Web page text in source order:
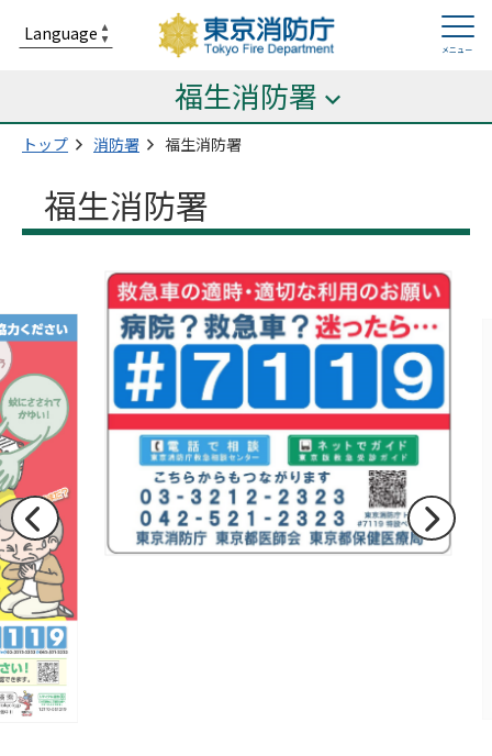
福生消防署
トップ 消防署 福生消防署
福生消防署